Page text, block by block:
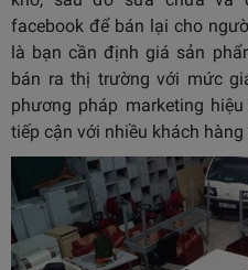
facebook để bán lại cho
là bạn cần định giá sản
bán ra thị trường với mức
phương pháp marketing
tiếp cận với nhiều khách hàng